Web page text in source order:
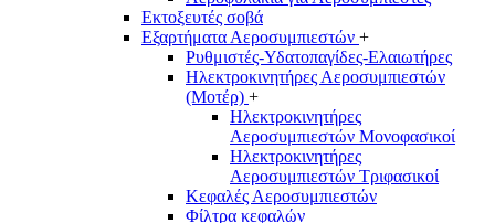
Εκτοξευτές σοβά
Εξαρτήματα Αεροσυμπιεστών +
Ρυθμιστές-Υδατοπαγίδες-Ελαιωτήρες
Ηλεκτροκινητήρες Αεροσυμπιεστών
(Μοτέρ) +
Ηλεκτροκινητήρες
Αεροσυμπιεστών Μονοφασικοί
Ηλεκτροκινητήρες
Αεροσυμπιεστών Τριφασικοί
Κεφαλές Αεροσυμπιεστών
Φίλτρα κεφαλών